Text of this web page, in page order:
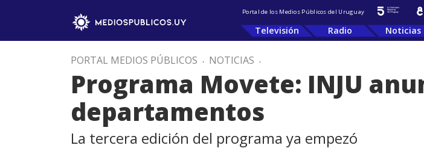
Portal de los Medios Públicos del Uruguay
Televisión Radio Noticias
PORTAL MEDIOS PÚBLICOS . NOTICIAS .
Programa Movete: INJU
departamentos
La tercera edición del programa ya empezó